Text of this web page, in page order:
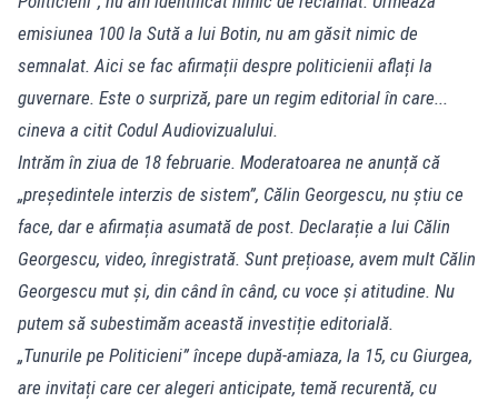
emisiunea 100 la Sută a lui Botin, nu am găsit nimic de
semnalat. Aici se fac afirmații despre politicienii aflați la
guvernare. Este o surpriză, pare un regim editorial în care...
cineva a citit Codul Audiovizualului.
Intrăm în ziua de 18 februarie. Moderatoarea ne anunță că
„președintele interzis de sistem”, Călin Georgescu, nu știu ce
face, dar e afirmația asumată de post. Declarație a lui Călin
Georgescu, video, înregistrată. Sunt prețioase, avem mult Călin
Georgescu mut și, din când în când, cu voce și atitudine. Nu
putem să subestimăm această investiție editorială.
„Tunurile pe Politicieni” începe după-amiaza, la 15, cu Giurgea,
are invitați care cer alegeri anticipate, temă recurentă, cu